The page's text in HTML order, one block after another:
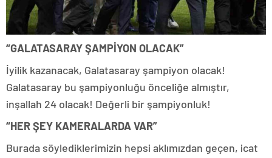
“GALATASARAY ŞAMPİYON OLACAK”
İyilik kazanacak, Galatasaray şampiyon olacak!
Galatasaray bu şampiyonluğu önceliğe almıştır,
inşallah 24 olacak! Değerli bir şampiyonluk!
“HER ŞEY KAMERALARDA VAR”
Burada söylediklerimizin hepsi aklımızdan geçen, icat